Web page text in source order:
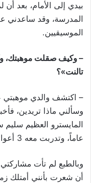
بيدي إلى الأمام، بعد
المدرسة، وقد ساعدني
الموسيقيين.
– وكيف صقلت موهبتك،
تالنت»؟
– اكتشف والدي
وسألني ماذا تريدين،
عاماً، وتدربت معه 3 أعوام استفدت فيهم الكثير.
وبالطبع لم تأت
أن شعرت بأنني أمتلك